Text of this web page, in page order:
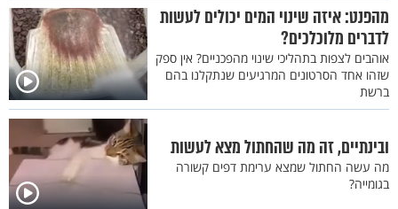
מהפנט: איזה שינוי המים יכולים לעשות
לדברים מלוכלכים?
אוהבים לצפות בתהליכי שינוי מהפכניים? אין ספק
שזהו אחד הסרטונים המרגיעים שנתקלנו בהם
ברשת
ובינתיים, זה מה שהחתול מצא לעשות
מה עשה החתול שמצא ערימת דפים קשורה
בגומייה?